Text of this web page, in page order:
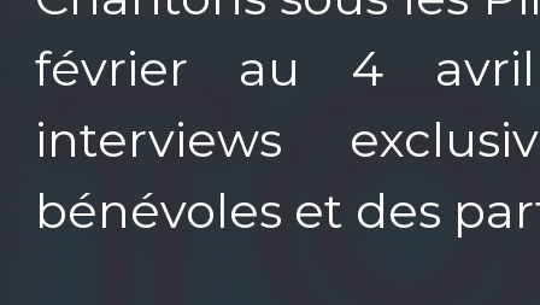
février au 4 avril
interviews
bénévoles et des